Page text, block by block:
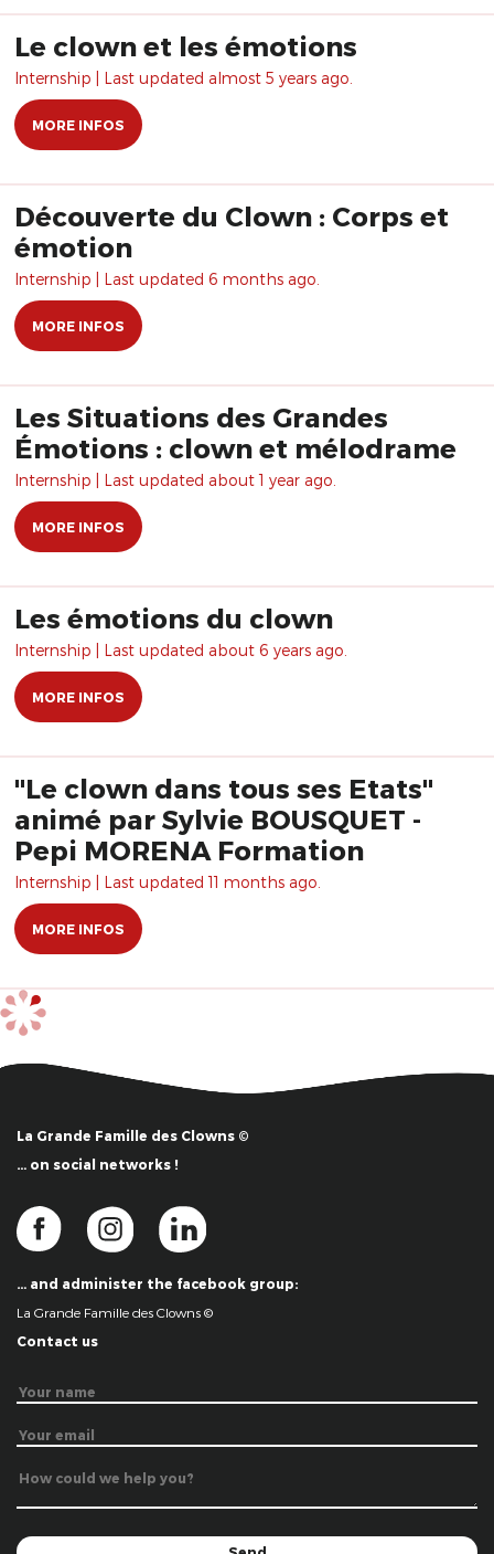
Le clown et les émotions
Internship | Last updated almost 5 years ago.
MORE INFOS
Découverte du Clown : Corps et
émotion
Internship | Last updated 6 months ago.
MORE INFOS
Les Situations des Grandes
Émotions : clown et mélodrame
Internship | Last updated about 1 year ago.
MORE INFOS
Les émotions du clown
Internship | Last updated about 6 years ago.
MORE INFOS
"Le clown dans tous ses Etats"
animé par Sylvie BOUSQUET -
Pepi MORENA Formation
Internship | Last updated 11 months ago.
MORE INFOS
La Grande Famille des Clowns ©
… on social networks !
… and administer the facebook group:
La Grande Famille des Clowns ©
Contact us